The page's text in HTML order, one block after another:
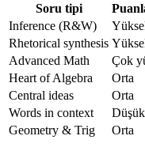
Soru tipi
Inference (R&W)
Rhetorical synthesis
Advanced Math
Çok
Heart of Algebra
Orta
Central ideas
Orta
Words in context
Düşük
Geometry & Trig
Orta